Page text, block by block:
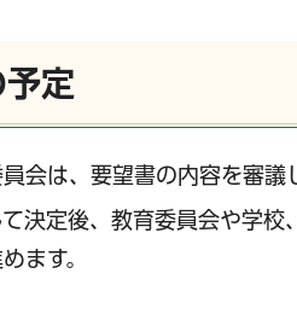
定
会は、要望書の内容を審議
決定後、教育委員会や学
ます。